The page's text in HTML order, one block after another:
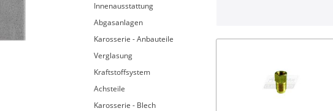
Innenausstattung
Abgasanlagen
Karosserie - Anbauteile
Verglasung
Kraftstoffsystem
Achsteile
Karosserie - Blech